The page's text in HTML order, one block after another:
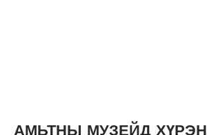
АМЬТНЫ МУЗЕЙД ХҮРЭН